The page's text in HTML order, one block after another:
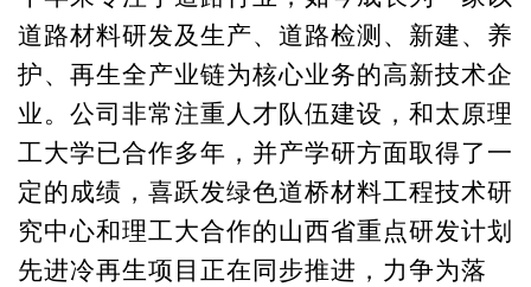
道路材料研发及生产、道路检测、新建、养
护、再生全产业链为核心业务的高新技术企
业。公司非常注重人才队伍建设，和太原理
工大学已合作多年，并产学研方面取得了一
定的成绩，喜跃发绿色道桥材料工程技术研
究中心和理工大合作的山西省重点研发计划
先进冷再生项目正在同步推进，力争为落